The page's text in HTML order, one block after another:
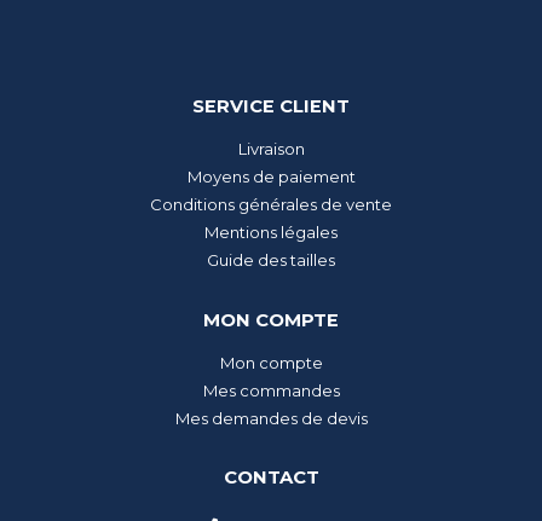
SERVICE CLIENT
Livraison
Moyens de paiement
Conditions générales de vente
Mentions légales
Guide des tailles
MON COMPTE
Mon compte
Mes commandes
Mes demandes de devis
CONTACT